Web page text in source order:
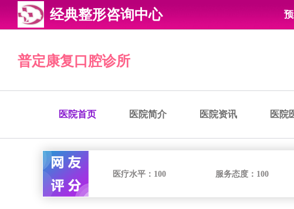
经典整形咨询中心
普定康复口腔诊所
医院首页 医院简介 医院资讯 医院
医疗水平： 100 服务态度： 100